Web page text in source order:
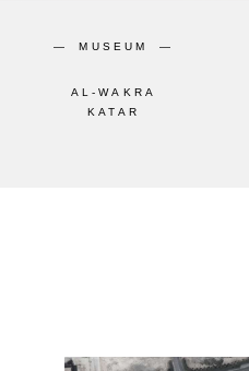
MUSEUM
AL-WAKRA
KATAR